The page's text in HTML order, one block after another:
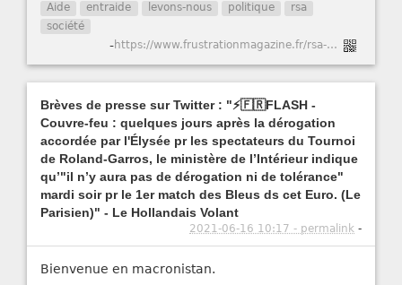
Aide entraide levons-nous politique
rsa
société
- https://www.frustrationmagazine.fr/rsa-travail/
Brèves de presse sur Twitter : "⚡🇫🇷FLASH -
Couvre-feu : quelques jours après la dérogation
accordée par l'Élysée pr les spectateurs du Tournoi
de Roland-Garros, le ministère de l’Intérieur indique
qu’"il n’y aura pas de dérogation ni de tolérance"
mardi soir pr le 1er match des Bleus ds cet Euro. (Le
Parisien)" - Le Hollandais Volant
2021-06-16 10:17 - permalink -
Bienvenue en macronistan.